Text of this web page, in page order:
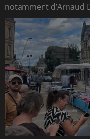
notamment d’Arnaud